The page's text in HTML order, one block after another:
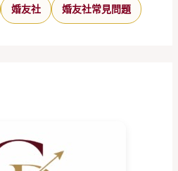
婚友社 婚友社常見問題